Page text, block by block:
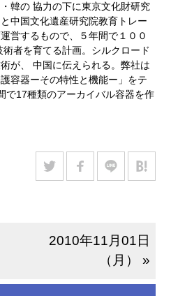
韓の 協力の下に東京文化財研究
中国文化遺産研究院教育トレー
営するもので、５年間で１００
者を育てる計画。シルクロード
が、 中国に伝えられる。弊社は
容器ーその特性と機能ー」をテ
で17種類のアーカイバル容器を作
2010年11月01日
（月） »